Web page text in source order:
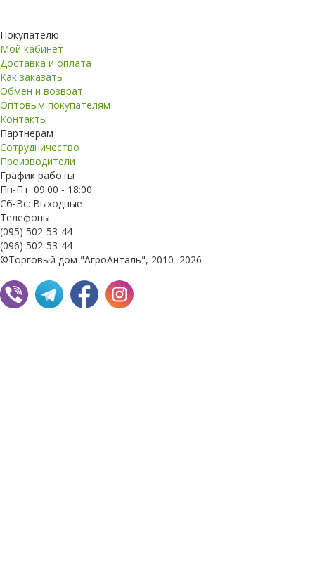
Покупателю
Мой кабинет
Доставка и оплата
Как заказать
Обмен и возврат
Оптовым покупателям
Контакты
Партнерам
Сотрудничество
Производители
График работы
Пн-Пт: 09:00 - 18:00
Сб-Вс: Выходные
Телефоны
(095) 502-53-44
(096) 502-53-44
©Торговый дом "АгроАнталь", 2010–2026